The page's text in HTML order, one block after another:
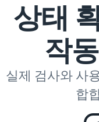
상태
작
실제 검사와 사
합